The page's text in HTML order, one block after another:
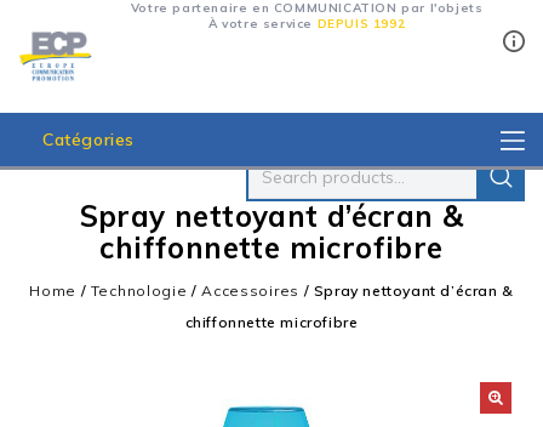
Votre partenaire en COMMUNICATION par l'objets
À votre service DEPUIS 1992
Catégories
Spray nettoyant d’écran &
chiffonnette microfibre
Home / Technologie /Accessoires / Spray nettoyant d’écran &
chiffonnette microfibre